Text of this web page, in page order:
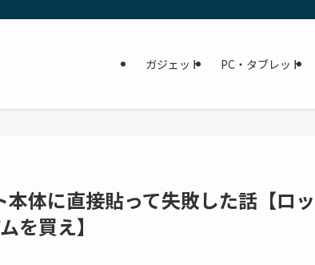
ガジェット PC・タブレット
体に直接貼って失敗した話【ロッ
を買え】